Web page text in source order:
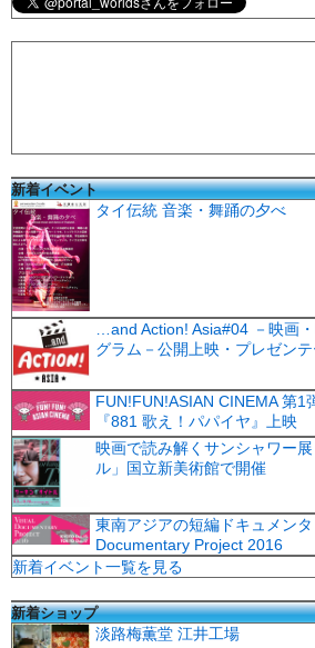
新着イベント
タイ伝統 音楽・舞踊の夕べ
…and Action! Asia#04 －映画
グラム－公開上映・プレゼン
FUN!FUN!ASIAN CINEMA 第1
『881 歌え！パパイヤ』上映
映画で読み解くサンシャワー
ル」国立新美術館で開催
東南アジアの短編ドキュメン
Documentary Project 2016
新着イベント一覧を見る
新着ショップ
淡路梅薫堂 江井工場